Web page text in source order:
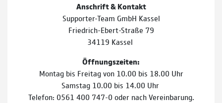
Anschrift & Kontakt
Supporter-Team GmbH Kassel
Friedrich-Ebert-Straße 79
34119 Kassel
Öffnungszeiten:
Montag bis Freitag von 10.00 bis 18.00 Uhr
Samstag 10.00 bis 14.00 Uhr
Telefon: 0561 400 747-0 oder nach Vereinbarung.